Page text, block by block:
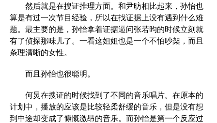
然后就是在搜证推理方面。和尹昉相比起来，孙怡也
算是有过一次节目经验，所以在找证据上没有遇到什么难
题。最主要的是，孙怡拿着证据逼问张若昀的时候立刻就
有了侦探那味儿了。一看这姐姐也是一个不怕吵架，而且
条理清晰的女性。
而且孙怡也很聪明。
何炅在搜证的时候找到了不同的音乐唱片。在原本的
计划中，播放的应该是比较轻柔舒缓的音乐，但是没有想
到中途却变成了慷慨激昂的音乐。而孙怡是第一个反应过